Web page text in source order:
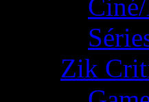
Zik